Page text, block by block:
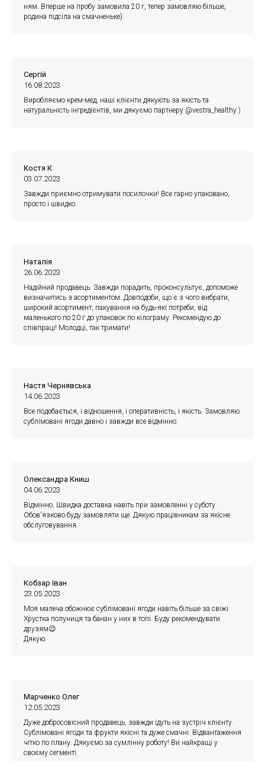
ням. Вперше на пробу замовила 20 г, тепер замовляю більше,
родина підсіла на смачненьке).
Сергій
16.08.2023
Виробляємо крем-мед, наші клієнти дякують за якість та
натуральність інгредієнтів, ми дякуємо партнеру @vestra_healthy )
Костя К
03.07.2023
Завжди приємно отримувати посилочки! Все гарно упаковано,
просто і швидко.
Наталія
26.06.2023
Надійний продавець. Завжди порадить, проконсультує, допоможе
визначитись з асортиментом. Довподоби, що є з чого вибрати,
широкий асортимент, пакування на будь-які потреби, від
маленького по 20 г до упаковок по кілограму. Рекомендую до
співпраці! Молодці, так тримати!
Настя Чернявська
14.06.2023
Все подобається, і відношення, і оперативність, і якість. Замовляю
сублімовані ягоди давно і завжди все відмінно.
Олександра Книш
04.06.2023
Відмінно. Швидка доставка навіть при замовленні у суботу.
Обов'язково буду замовляти ще. Дякую працівникам за якісне
обслуговування.
Кобзар Іван
23.05.2023
Моя малеча обожнює сублімовані ягоди навіть більше за свіжі.
Хрустка полуниця та банан у них в топі. Буду рекомендувати
друзям😉
Дякую.
Марченко Олег
12.05.2023
Дуже добросовісний продавець, завжди ідуть на зустріч клієнту.
Сублімовані ягоди та фрукти якісні та дуже смачні. Відвантаження
чітко по плану. Дякуємо за сумлінну роботу! Ви найкращі у
своєму сегменті.